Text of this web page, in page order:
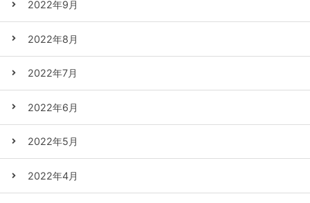
2022年9月
2022年8月
2022年7月
2022年6月
2022年5月
2022年4月